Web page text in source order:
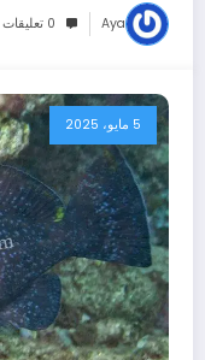
Aya 0 تعليقات
5 مايو، 2025